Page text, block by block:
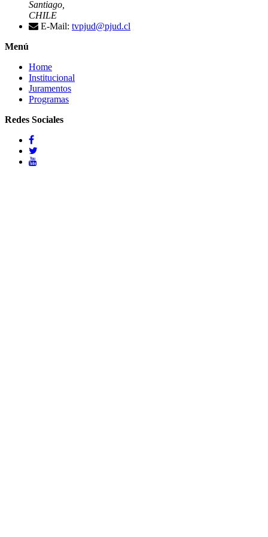
Santiago,
CHILE
E-Mail: tvpjud@pjud.cl
Menú
Home
Institucional
Juramentos
Programas
Redes Sociales